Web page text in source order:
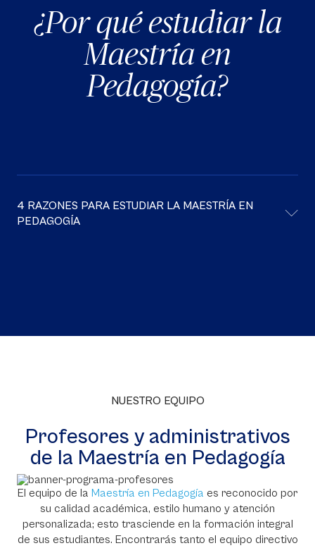
¿Por qué estudiar la
Maestría en
Pedagogía?
4 RAZONES PARA ESTUDIAR LA MAESTRÍA EN
PEDAGOGÍA
NUESTRO EQUIPO
Profesores y administrativos
de la Maestría en Pedagogía
El equipo de la Maestría en Pedagogía es reconocido por
su calidad académica, estilo humano y atención
personalizada; esto trasciende en la formación integral
de sus estudiantes. Encontrarás tanto el equipo directivo